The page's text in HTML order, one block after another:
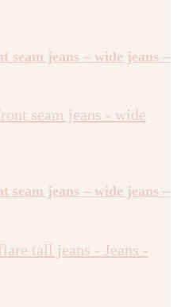
jeans – wide jeans –
jeans – wide jeans –